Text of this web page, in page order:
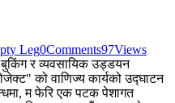
Leg0Comments97Views
र व्यवसायिक उड्डयन
को वाणिज्य कार्यको उद्घाटन
म फेरि एक पटक पेशागत